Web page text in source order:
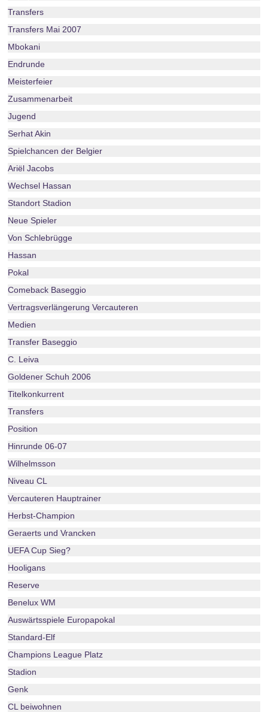
Transfers
Transfers Mai 2007
Mbokani
Endrunde
Meisterfeier
Zusammenarbeit
Jugend
Serhat Akin
Spielchancen der Belgier
Ariël Jacobs
Wechsel Hassan
Standort Stadion
Neue Spieler
Von Schlebrügge
Hassan
Pokal
Comeback Baseggio
Vertragsverlängerung Vercauteren
Medien
Transfer Baseggio
C. Leiva
Goldener Schuh 2006
Titelkonkurrent
Transfers
Position
Hinrunde 06-07
Wilhelmsson
Niveau CL
Vercauteren Hauptrainer
Herbst-Champion
Geraerts und Vrancken
UEFA Cup Sieg?
Hooligans
Reserve
Benelux WM
Auswärtsspiele Europapokal
Standard-Elf
Champions League Platz
Stadion
Genk
CL beiwohnen